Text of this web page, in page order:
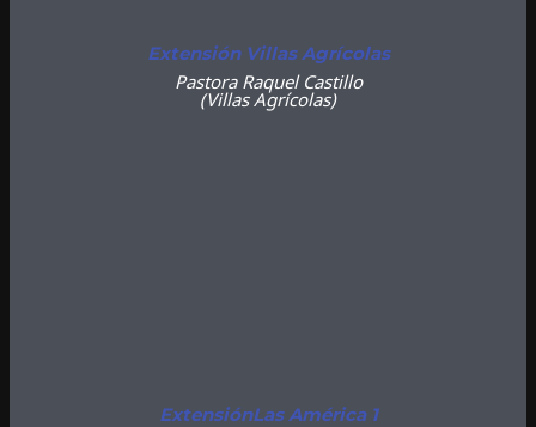
Extensión Villas Agrícolas
Pastora Raquel Castillo
(Villas Agrícolas)
ExtensiónLas América 1